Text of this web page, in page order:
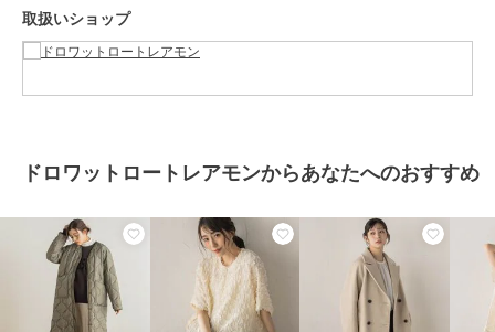
ます。
※撮影状況や光の当たり具合により、色合いが異なって見える場合が
2024秋冬 冬 冬服 WINTER 大人カジュアル ロング丈 ウール リバーコ
ブランド ドロワットロートレアモン
ショップ ドロワットロートレアモン
取扱いショップ
ドロワットロートレアモンからあなたへのおすすめ